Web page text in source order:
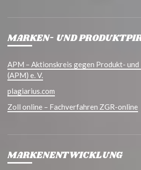
MARKEN- UND
APM – Aktionskreis gegen Produkt-
(APM) e. V.
plagiarius.com
Zoll online – Fachverfahren ZGR-online
MARKENENTWICKLUNG